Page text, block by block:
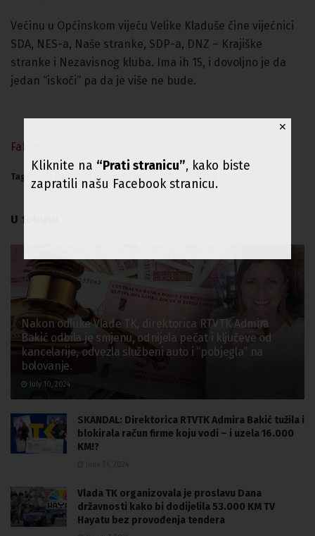
Većinu u Općinskom vijeću Velike Kladuše čine vijećnici
SDA, NES-a, Naše stranke, SDP-a, DNZ – Krajiške
stranke i Nezavisnog kluba. Ima ih 15, i dovoljno je da
jedan “iskoči” pa da je više ne bude.
Faktor
Tags: Asim Veladžić Fikret Abdić Velika Kladuša
U fokusu
Nakon odluke Vlade TK, direktorica RTVTK Admira
Bakić odbila je smjenu, odnijela pečat i ključeve od
kancelarije, odvezla službeni auto i “pobjegla” na
bolovanje.
July 10, 2024
SKANDAL: Direktorica RTVTK Admira Bakić tužila i
blokirala račun firme koju vodi – i uzela 16.000
KM!?
Vlada TK organizovala je proslavu Dana
državnosti kako bi dodijelila 53.000 KM TV
Hayatu bez provođenja tendera
✕
Kliknite na “Prati stranicu”, kako biste
zapratili našu Facebook stranicu.